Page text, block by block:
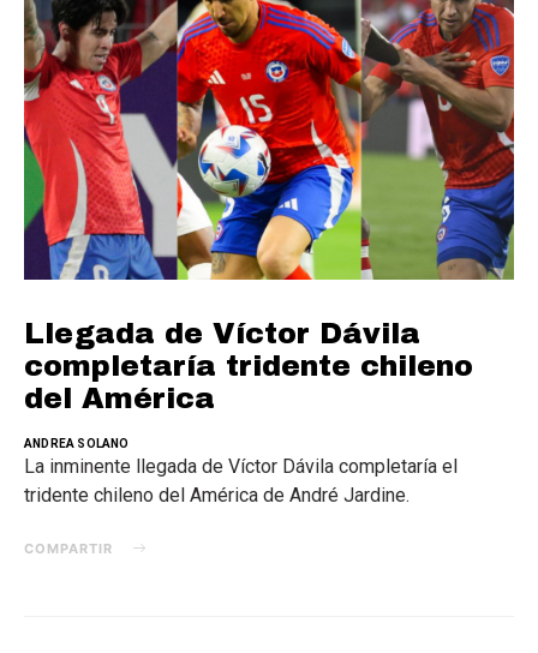
Llegada de Víctor Dávila
completaría tridente chileno
del América
ANDREA SOLANO
La inminente llegada de Víctor Dávila completaría el
tridente chileno del América de André Jardine.
COMPARTIR